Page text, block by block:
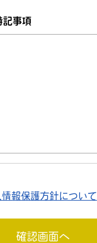
記事項
報保護方針について